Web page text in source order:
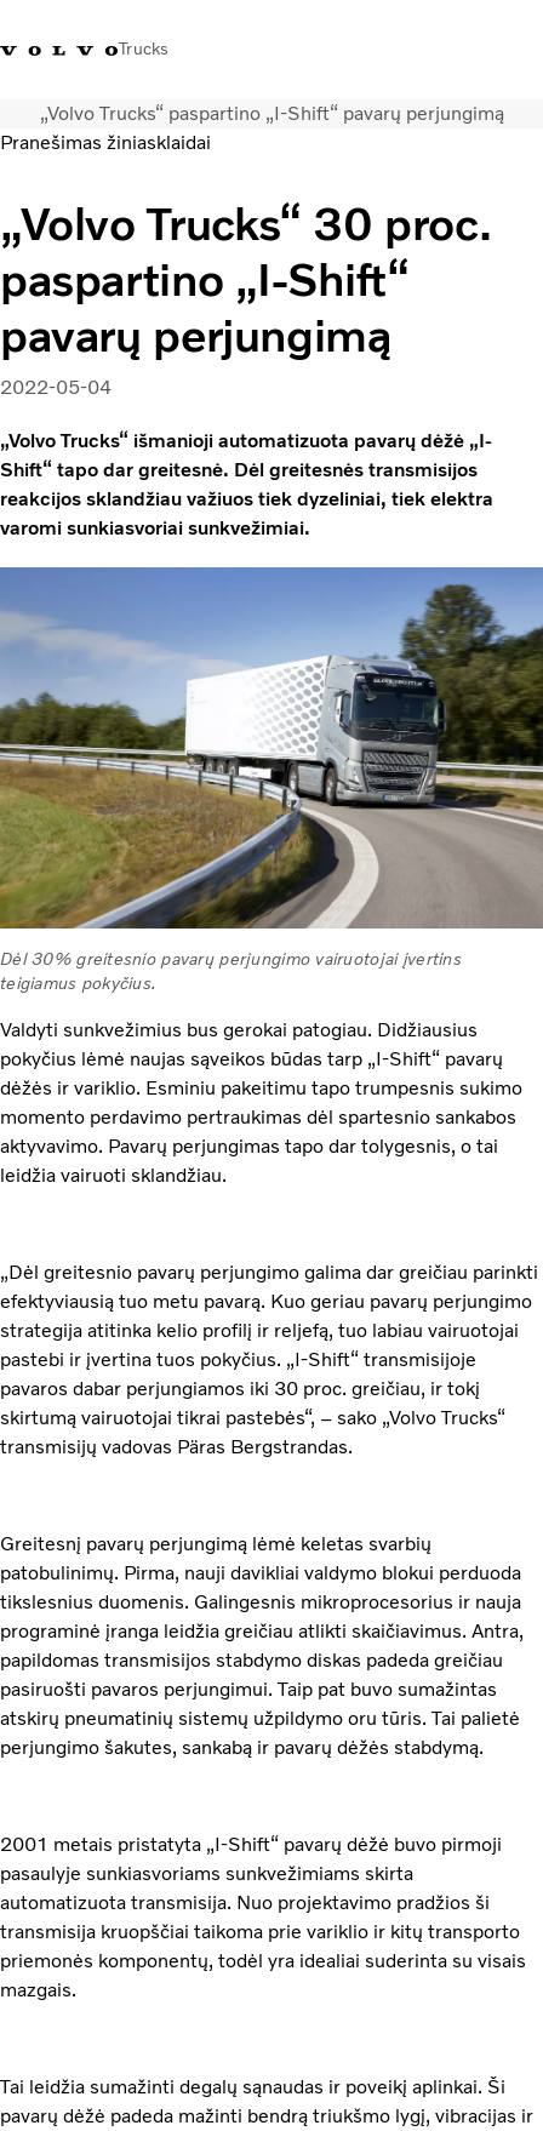
Trucks
+ 370 610 19991Volvo Trucks parduotuvėPrisijungtiLietuva
Transporto sprendimai
Sunkvežimiai
Paslaugos
Volvo Truck Builder
Kontaktai
Naujienos
Apie mus
„Volvo Trucks“ paspartino „I-Shift“ pavarų perjungimą
Pranešimas žiniasklaidai
„Volvo Trucks“ 30 proc.
paspartino „I-Shift“
pavarų perjungimą
2022-05-04
„Volvo Trucks“ išmanioji automatizuota pavarų dėžė „I-
Shift“ tapo dar greitesnė. Dėl greitesnės transmisijos
reakcijos sklandžiau važiuos tiek dyzeliniai, tiek elektra
varomi sunkiasvoriai sunkvežimiai.
Dėl 30% greitesnio pavarų perjungimo vairuotojai įvertins
teigiamus pokyčius.
Valdyti sunkvežimius bus gerokai patogiau. Didžiausius
pokyčius lėmė naujas sąveikos būdas tarp „I-Shift“ pavarų
dėžės ir variklio. Esminiu pakeitimu tapo trumpesnis sukimo
momento perdavimo pertraukimas dėl spartesnio sankabos
aktyvavimo. Pavarų perjungimas tapo dar tolygesnis, o tai
leidžia vairuoti sklandžiau.
„Dėl greitesnio pavarų perjungimo galima dar greičiau parinkti
efektyviausią tuo metu pavarą. Kuo geriau pavarų perjungimo
strategija atitinka kelio profilį ir reljefą, tuo labiau vairuotojai
pastebi ir įvertina tuos pokyčius. „I-Shift“ transmisijoje
pavaros dabar perjungiamos iki 30 proc. greičiau, ir tokį
skirtumą vairuotojai tikrai pastebės“, – sako „Volvo Trucks“
transmisijų vadovas Päras Bergstrandas.
Greitesnį pavarų perjungimą lėmė keletas svarbių
patobulinimų. Pirma, nauji davikliai valdymo blokui perduoda
tikslesnius duomenis. Galingesnis mikroprocesorius ir nauja
programinė įranga leidžia greičiau atlikti skaičiavimus. Antra,
papildomas transmisijos stabdymo diskas padeda greičiau
pasiruošti pavaros perjungimui.Taip pat buvo sumažintas
atskirų pneumatinių sistemų užpildymo oru tūris. Tai palietė
perjungimo šakutes, sankabą ir pavarų dėžės stabdymą.
2001 metais pristatyta „I-Shift“ pavarų dėžė buvo pirmoji
pasaulyje sunkiasvoriams sunkvežimiams skirta
automatizuota transmisija. Nuo projektavimo pradžios ši
transmisija kruopščiai taikoma prie variklio ir kitų transporto
priemonės komponentų, todėl yra idealiai suderinta su visais
mazgais.
Tai leidžia sumažinti degalų sąnaudas ir poveikį aplinkai. Ši
pavarų dėžė padeda mažinti bendrą triukšmo lygį, vibracijas ir